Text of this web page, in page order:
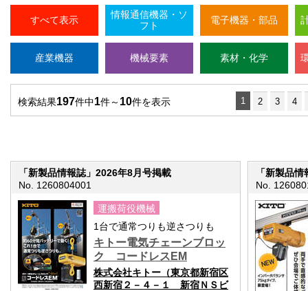
すべて表示
情報通信機器・ソ
フト
電子機器・部品
産業機器 機械要素 素材・化学
検索結果197件中1件～ 10件を表示 1 2 3 4
「新製品情報誌」2026年8月号掲載
No. 1260804001
運搬荷役機械
1台で通常つりも逆さつりも
キトー電気チェーンブロッ
ク コードレスEM
株式会社キトー（東京都新宿区
西新宿２－４－１ 新宿ＮＳビ
「新製品
No.